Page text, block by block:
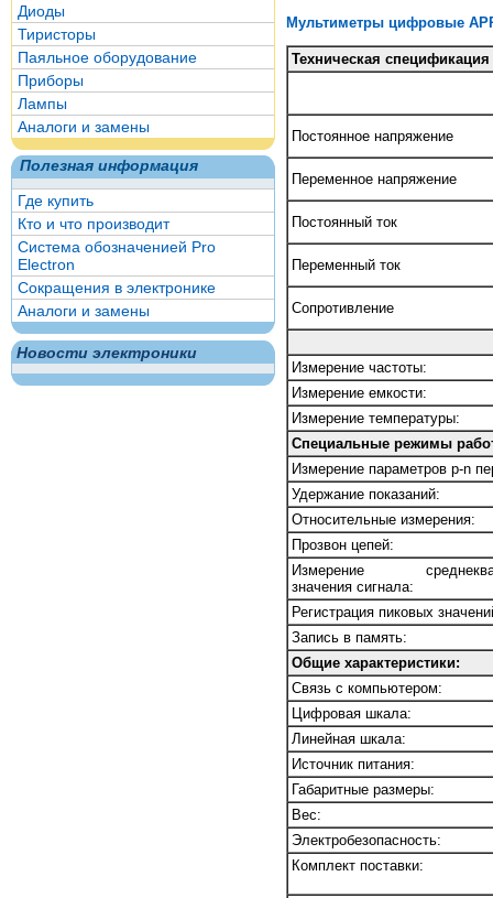
Диоды
Тиристоры
Паяльное оборудование
Приборы
Лампы
Аналоги и замены
Полезная информация
Где купить
Кто и что производит
Система обозначенией Pro
Electron
Сокращения в электронике
Аналоги и замены
Новости электроники
Мультиметры цифровые
Техническая спецификация
Постоянное напряжение
Переменное напряжение
Постоянный ток
Переменный ток
Сопротивление
Измерение частоты:
Измерение емкости:
Измерение температуры:
Специальные режимы
Измерение параметров p-n
Удержание показаний:
Относительные измерения:
Прозвон цепей:
Измерение
значения сигнала:
Регистрация пиковых
Запись в память:
Общие характеристики:
Связь с компьютером:
Цифровая шкала:
Линейная шкала:
Источник питания:
Габаритные размеры:
Вес:
Электробезопасность:
Комплект поставки: